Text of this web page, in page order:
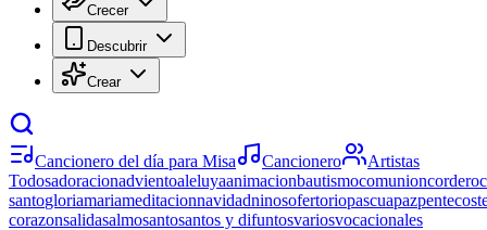
Crecer
Descubrir
Crear
Cancionero del día para Misa Cancionero
Artistas
Todosadoracionadvientoaleluyaanimacionbautismocomunioncordero
santogloriamariameditacionnavidadninosofertoriopascuapaz
corazonsalidasalmosantosantos y difuntosvariosvocacionales